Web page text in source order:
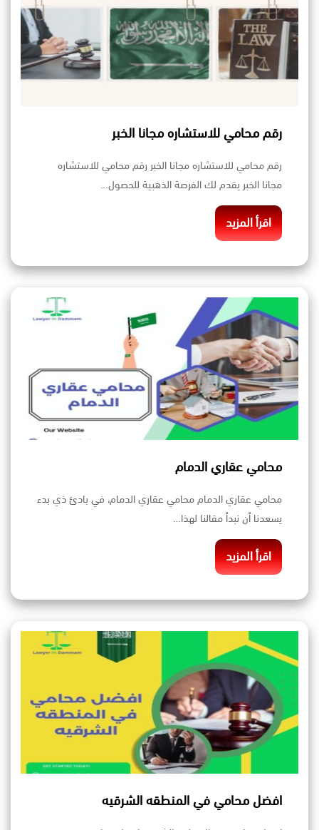
رقم محامي للاستشاره مجانا الخبر
رقم محامي للاستشاره مجانا الخبر رقم محامي للاستشاره
مجانا الخبر يقدم لك الفرصة الذهبية للحصول…
اقرأ المزيد
محامي عقاري الدمام
محامي عقاري الدمام محامي عقاري الدمام، في بادئ ذي بدء
يسعدنا أن نبدأ مقالنا لهذا…
اقرأ المزيد
افضل محامي في المنطقه الشرقيه